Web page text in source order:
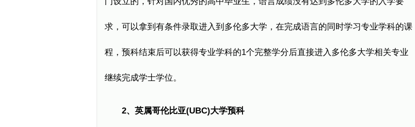
求，可以拿到有条件录取进入到多伦多大学，在完成语言的同时学习专业学科的课
程，预科结束后可以获得专业学科的1个完整学分后直接进入多伦多大学相关专业
继续完成学士学位。
2、英属哥伦比亚(UBC)大学预科